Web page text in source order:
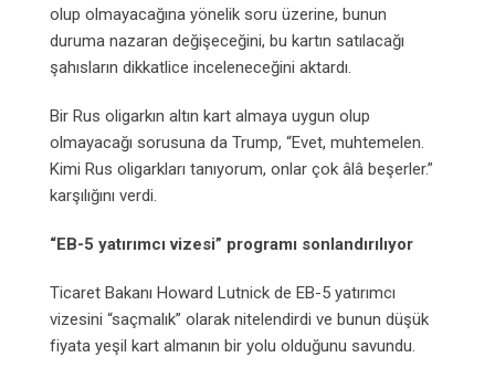
olup olmayacağına yönelik soru üzerine, bunun
duruma nazaran değişeceğini, bu kartın satılacağı
şahısların dikkatlice inceleneceğini aktardı.
Bir Rus oligarkın altın kart almaya uygun olup
olmayacağı sorusuna da Trump, “Evet, muhtemelen.
Kimi Rus oligarkları tanıyorum, onlar çok âlâ beşerler.”
karşılığını verdi.
“EB-5 yatırımcı vizesi” programı sonlandırılıyor
Ticaret Bakanı Howard Lutnick de EB-5 yatırımcı
vizesini “saçmalık” olarak nitelendirdi ve bunun düşük
fiyata yeşil kart almanın bir yolu olduğunu savundu.